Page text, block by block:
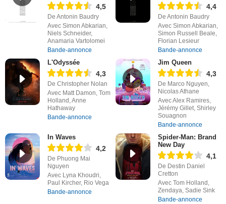
4,5
De Antonin Baudry
Avec Simon Abkarian,
Niels Schneider,
Anamaria Vartolomei
Bande-annonce
4,4
De Antonin Baudry
Avec Simon Abkarian,
Simon Russell Beale,
Florian Lesieur
Bande-annonce
L'Odyssée
4,3
De Christopher Nolan
Avec Matt Damon, Tom
Holland, Anne
Hathaway
Bande-annonce
Jim Queen
4,3
De Marco Nguyen,
Nicolas Athane
Avec Alex Ramires,
Jérémy Gillet, Shirley
Souagnon
Bande-annonce
In Waves
4,2
De Phuong Mai
Nguyen
Avec Lyna Khoudri,
Paul Kircher, Rio Vega
Bande-annonce
Spider-Man: Brand
New Day
4,1
De Destin Daniel
Cretton
Avec Tom Holland,
Zendaya, Sadie Sink
Bande-annonce